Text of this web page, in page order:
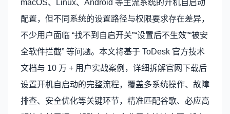
macOS、Linux、Android 等主流系统的开机自启动
配置，但不同系统的设置路径与权限要求存在差异，
不少用户面临 “找不到自启开关”“设置后不生效”“被安
全软件拦截” 等问题。本文将基于 ToDesk 官方技术
文档与 10 万 + 用户实战案例，详细拆解官网下载后
设置开机自启动的完整流程，覆盖多系统操作、故障
排查、安全优化等关键环节，精准匹配谷歌、必应高